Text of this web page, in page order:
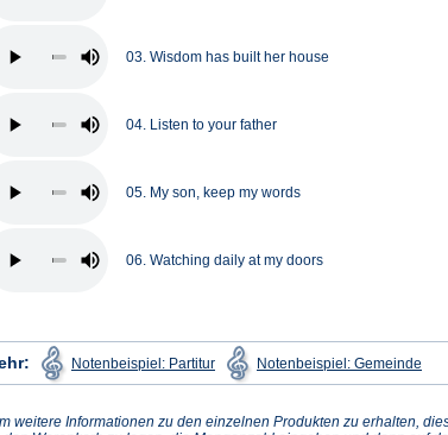
03. Wisdom has built her house
04. Listen to your father
05. My son, keep my words
06. Watching daily at my doors
Notenbeispiel: Partitur
(Öffnet
in
einem
Tab)
Notenbeispiel: Gemeindein
Tab)
weitere Informationen zu den einzelnen Produkten zu erhalten,